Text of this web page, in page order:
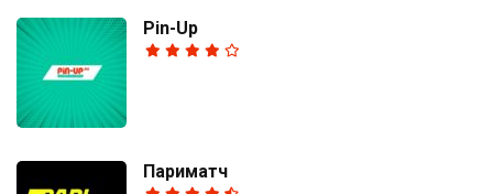
Pin-Up
Париматч